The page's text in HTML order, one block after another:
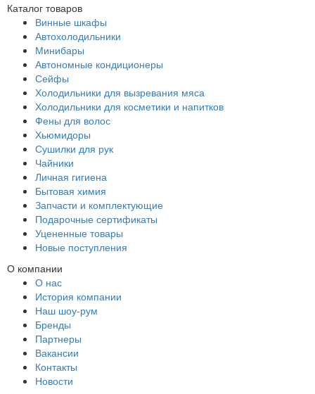
Каталог товаров
Винные шкафы
Автохолодильники
Минибары
Автономные кондиционеры
Сейфы
Холодильники для вызревания мяса
Холодильники для косметики и напитков
Фены для волос
Хьюмидоры
Сушилки для рук
Чайники
Личная гигиена
Бытовая химия
Запчасти и комплектующие
Подарочные сертификаты
Уцененные товары
Новые поступления
О компании
О нас
История компании
Наш шоу-рум
Бренды
Партнеры
Вакансии
Контакты
Новости